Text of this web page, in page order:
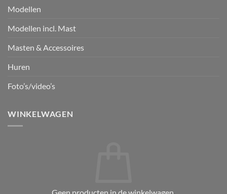
Modellen
Modellen incl. Mast
Masten & Accessoires
Huren
Foto’s/video’s
WINKELWAGEN